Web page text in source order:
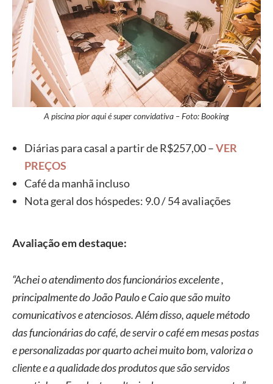
A piscina pior aqui é super convidativa – Foto: Booking
Diárias para casal a partir de R$257,00 –VER
PREÇOS
Café da manhã incluso
Nota geral dos hóspedes: 9.0 / 54 avaliações
Avaliação em destaque:
“Achei o atendimento dos funcionários excelente ,
principalmente do João Paulo e Caio que são muito
comunicativos e atenciosos. Além disso, aquele método
das funcionárias do café, de servir o café em mesas postas
e personalizadas por quarto achei muito bom, valoriza o
cliente e a qualidade dos produtos que são servidos